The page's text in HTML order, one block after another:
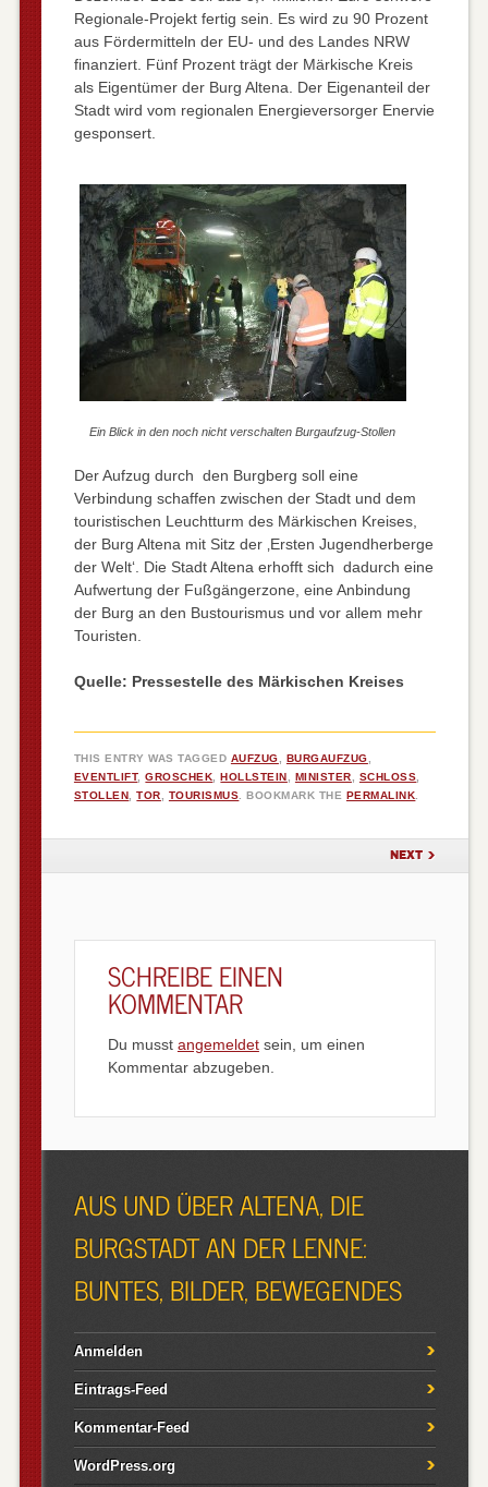
Regionale-Projekt fertig sein. Es wird zu 90 Prozent
aus Fördermitteln der EU- und des Landes NRW
finanziert. Fünf Prozent trägt der Märkische Kreis
als Eigentümer der Burg Altena. Der Eigenanteil der
Stadt wird vom regionalen Energieversorger Enervie
gesponsert.
Ein Blick in den noch nicht verschalten Burgaufzug-Stollen
Der Aufzug durch den Burgberg soll eine
Verbindung schaffen zwischen der Stadt und dem
touristischen Leuchtturm des Märkischen Kreises,
der Burg Altena mit Sitz der ‚Ersten Jugendherberge
der Welt‘. Die Stadt Altena erhofft sich dadurch eine
Aufwertung der Fußgängerzone, eine Anbindung
der Burg an den Bustourismus und vor allem mehr
Touristen.
Quelle: Pressestelle des Märkischen Kreises
THIS ENTRY WAS TAGGED AUFZUG BURGAUFZUG
EVENTLIFT,GROSCHEK ,HOLLSTEIN MINISTER SCHLOSS
STOLLEN ,TOR TOURISMUS . BOOKMARK THE PERMALINK
NEXT
SCHREIBE EINEN
KOMMENTAR
Du musst angemeldetsein, um einen
Kommentar abzugeben.
AUS UND ÜBER ALTENA, DIE
BURGSTADT AN DER LENNE:
BUNTES, BILDER, BEWEGENDES
Anmelden
Eintrags-Feed
Kommentar-Feed
WordPress.org